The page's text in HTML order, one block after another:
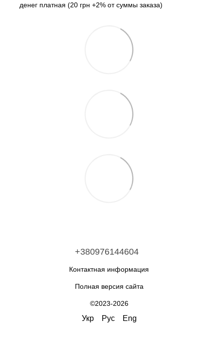
денег платная (20 грн +2% от суммы заказа)
+380976144604
Контактная информация
Полная версия сайта
©2023-2026
Укр Рус Eng